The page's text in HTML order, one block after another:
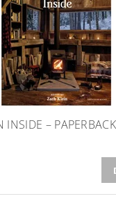
INSIDE – PAPERBACK